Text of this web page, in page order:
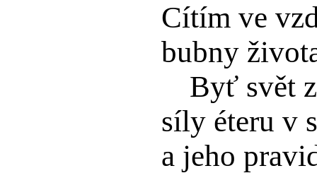
Cítím ve
bubny
Byť svět
síly éteru v
a jeho